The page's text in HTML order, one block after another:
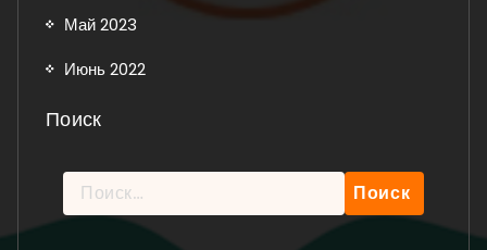
Май 2023
Июнь 2022
Поиск
Найти: